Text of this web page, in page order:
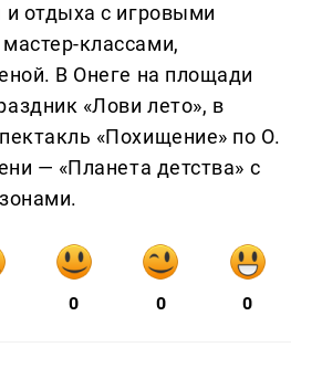
и отдыха с игровыми
классами,
В Онеге на площади
«Лови лето», в
«Похищение» по О.
— «Планета детства» с
0 0 0